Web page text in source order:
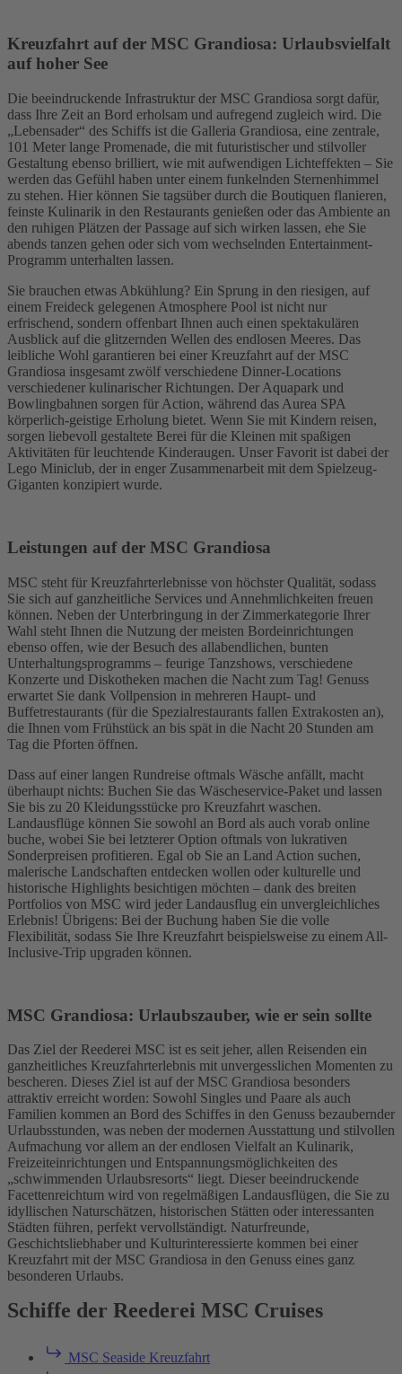
Kreuzfahrt auf der MSC Grandiosa: Urlaubsvielfalt
auf hoher See
Die beeindruckende Infrastruktur der MSC Grandiosa sorgt dafür,
dass Ihre Zeit an Bord erholsam und aufregend zugleich wird. Die
„Lebensader“ des Schiffs ist die Galleria Grandiosa, eine zentrale,
101 Meter lange Promenade, die mit futuristischer und stilvoller
Gestaltung ebenso brilliert, wie mit aufwendigen Lichteffekten – Sie
werden das Gefühl haben unter einem funkelnden Sternenhimmel
zu stehen. Hier können Sie tagsüber durch die Boutiquen flanieren,
feinste Kulinarik in den Restaurants genießen oder das Ambiente an
den ruhigen Plätzen der Passage auf sich wirken lassen, ehe Sie
abends tanzen gehen oder sich vom wechselnden Entertainment-
Programm unterhalten lassen.
Sie brauchen etwas Abkühlung? Ein Sprung in den riesigen, auf
einem Freideck gelegenen Atmosphere Pool ist nicht nur
erfrischend, sondern offenbart Ihnen auch einen spektakulären
Ausblick auf die glitzernden Wellen des endlosen Meeres. Das
leibliche Wohl garantieren bei einer Kreuzfahrt auf der MSC
Grandiosa insgesamt zwölf verschiedene Dinner-Locations
verschiedener kulinarischer Richtungen. Der Aquapark und
Bowlingbahnen sorgen für Action, während das Aurea SPA
körperlich-geistige Erholung bietet. Wenn Sie mit Kindern reisen,
sorgen liebevoll gestaltete Berei für die Kleinen mit spaßigen
Aktivitäten für leuchtende Kinderaugen. Unser Favorit ist dabei der
Lego Miniclub, der in enger Zusammenarbeit mit dem Spielzeug-
Giganten konzipiert wurde.
Leistungen auf der MSC Grandiosa
MSC steht für Kreuzfahrterlebnisse von höchster Qualität, sodass
Sie sich auf ganzheitliche Services und Annehmlichkeiten freuen
können. Neben der Unterbringung in der Zimmerkategorie Ihrer
Wahl steht Ihnen die Nutzung der meisten Bordeinrichtungen
ebenso offen, wie der Besuch des allabendlichen, bunten
Unterhaltungsprogramms – feurige Tanzshows, verschiedene
Konzerte und Diskotheken machen die Nacht zum Tag! Genuss
erwartet Sie dank Vollpension in mehreren Haupt- und
Buffetrestaurants (für die Spezialrestaurants fallen Extrakosten an),
die Ihnen vom Frühstück an bis spät in die Nacht 20 Stunden am
Tag die Pforten öffnen.
Dass auf einer langen Rundreise oftmals Wäsche anfällt, macht
überhaupt nichts: Buchen Sie das Wäscheservice-Paket und lassen
Sie bis zu 20 Kleidungsstücke pro Kreuzfahrt waschen.
Landausflüge können Sie sowohl an Bord als auch vorab online
buche, wobei Sie bei letzterer Option oftmals von lukrativen
Sonderpreisen profitieren. Egal ob Sie an Land Action suchen,
malerische Landschaften entdecken wollen oder kulturelle und
historische Highlights besichtigen möchten – dank des breiten
Portfolios von MSC wird jeder Landausflug ein unvergleichliches
Erlebnis! Übrigens: Bei der Buchung haben Sie die volle
Flexibilität, sodass Sie Ihre Kreuzfahrt beispielsweise zu einem All-
Inclusive-Trip upgraden können.
MSC Grandiosa: Urlaubszauber, wie er sein sollte
Das Ziel der Reederei MSC ist es seit jeher, allen Reisenden ein
ganzheitliches Kreuzfahrterlebnis mit unvergesslichen Momenten zu
bescheren. Dieses Ziel ist auf der MSC Grandiosa besonders
attraktiv erreicht worden: Sowohl Singles und Paare als auch
Familien kommen an Bord des Schiffes in den Genuss bezaubernder
Urlaubsstunden, was neben der modernen Ausstattung und stilvollen
Aufmachung vor allem an der endlosen Vielfalt an Kulinarik,
Freizeiteinrichtungen und Entspannungsmöglichkeiten des
„schwimmenden Urlaubsresorts“ liegt. Dieser beeindruckende
Facettenreichtum wird von regelmäßigen Landausflügen, die Sie zu
idyllischen Naturschätzen, historischen Stätten oder interessanten
Städten führen, perfekt vervollständigt. Naturfreunde,
Geschichtsliebhaber und Kulturinteressierte kommen bei einer
Kreuzfahrt mit der MSC Grandiosa in den Genuss eines ganz
besonderen Urlaubs.
Schiffe der Reederei MSC Cruises
MSC Seaside Kreuzfahrt